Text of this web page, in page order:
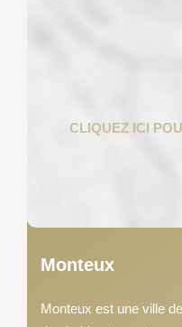
Monteux
Monteux est une ville